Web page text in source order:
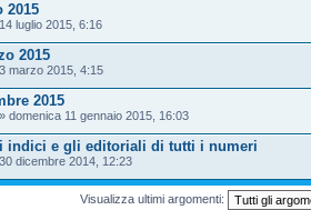
2015
luglio 2015, 6:16
2015
marzo 2015, 4:15
2015
» domenica 11 gennaio 2015, 16:03
indici e gli editoriali di tutti i numeri
dicembre 2014, 12:23
Visualizza ultimi argomenti: